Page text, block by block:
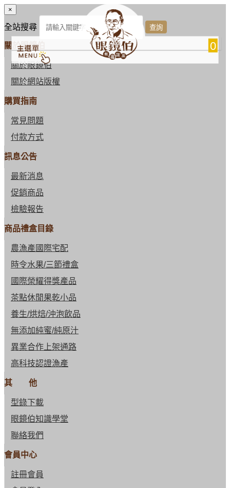
0
×
全站搜尋
關於眼鏡伯
關於眼鏡伯
關於網站版權
購買指南
常見問題
付款方式
訊息公告
最新消息
促銷商品
檢驗報告
商品禮盒目錄
農漁產國際宅配
時令水果/三節禮盒
國際榮耀得獎產品
茶點休閒果乾小品
養生/烘焙/沖泡飲品
無添加純蜜/純原汁
異業合作上架通路
高科技認證漁產
其 他
型錄下載
眼鏡伯知識學堂
聯絡我們
會員中心
註冊會員